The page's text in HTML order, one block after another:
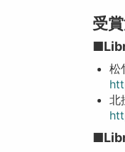
受
松
北